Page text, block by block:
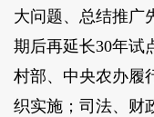
大问题、总结推广
期后再延长30年试
村部、中央农办履
织实施；司法、财